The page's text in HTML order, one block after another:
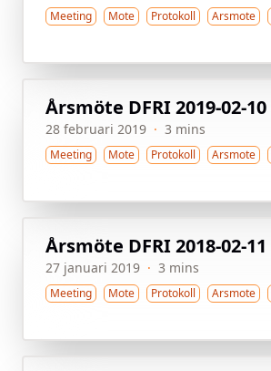
Meeting Mote Protokoll Arsmote
Årsmöte DFRI 2019-02-10
28 februari 2019 · 3 mins
Meeting Mote Protokoll Arsmote
Årsmöte DFRI 2018-02-11
27 januari 2019 · 3 mins
Meeting Mote Protokoll Arsmote